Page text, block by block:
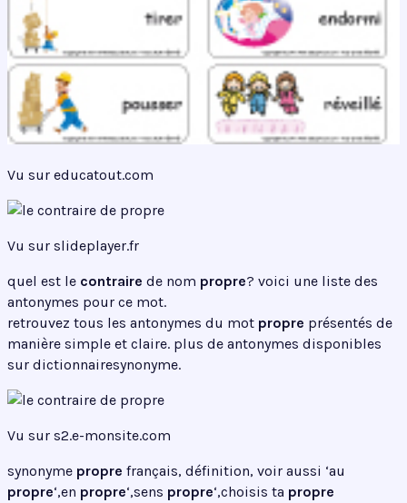
Vu sur educatout.com
Vu sur slideplayer.fr
quel est le contraire de nom propre? voici une liste des
antonymes pour ce mot.
retrouvez tous les antonymes du mot propre présentés de
manière simple et claire. plus de antonymes disponibles
sur dictionnairesynonyme.
Vu sur s2.e-monsite.com
synonyme propre français, définition, voir aussi ‘au
propre‘,en propre‘,sens propre‘,choisis ta propre